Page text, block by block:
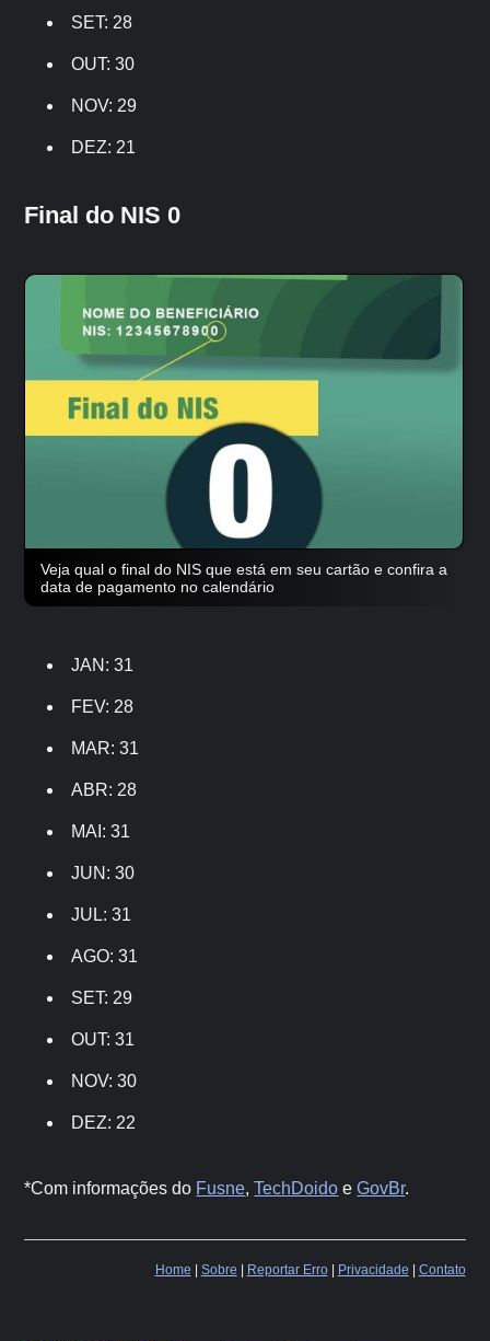
SET: 28
OUT: 30
NOV: 29
DEZ: 21
Final do NIS 0
Veja qual o final do NIS que está em seu cartão e confira a
data de pagamento no calendário
JAN: 31
FEV: 28
MAR: 31
ABR: 28
MAI: 31
JUN: 30
JUL: 31
AGO: 31
SET: 29
OUT: 31
NOV: 30
DEZ: 22
*Com informações do Fusne,TechDoido eGovBr.
Home | Sobre | Reportar Erro| Privacidade | Contato